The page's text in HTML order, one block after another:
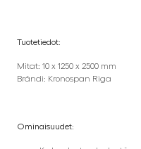
Tuotetiedot:
Mitat: 10 x 1250 x 2500 mm
Brändi: Kronospan Riga
Ominaisuudet: